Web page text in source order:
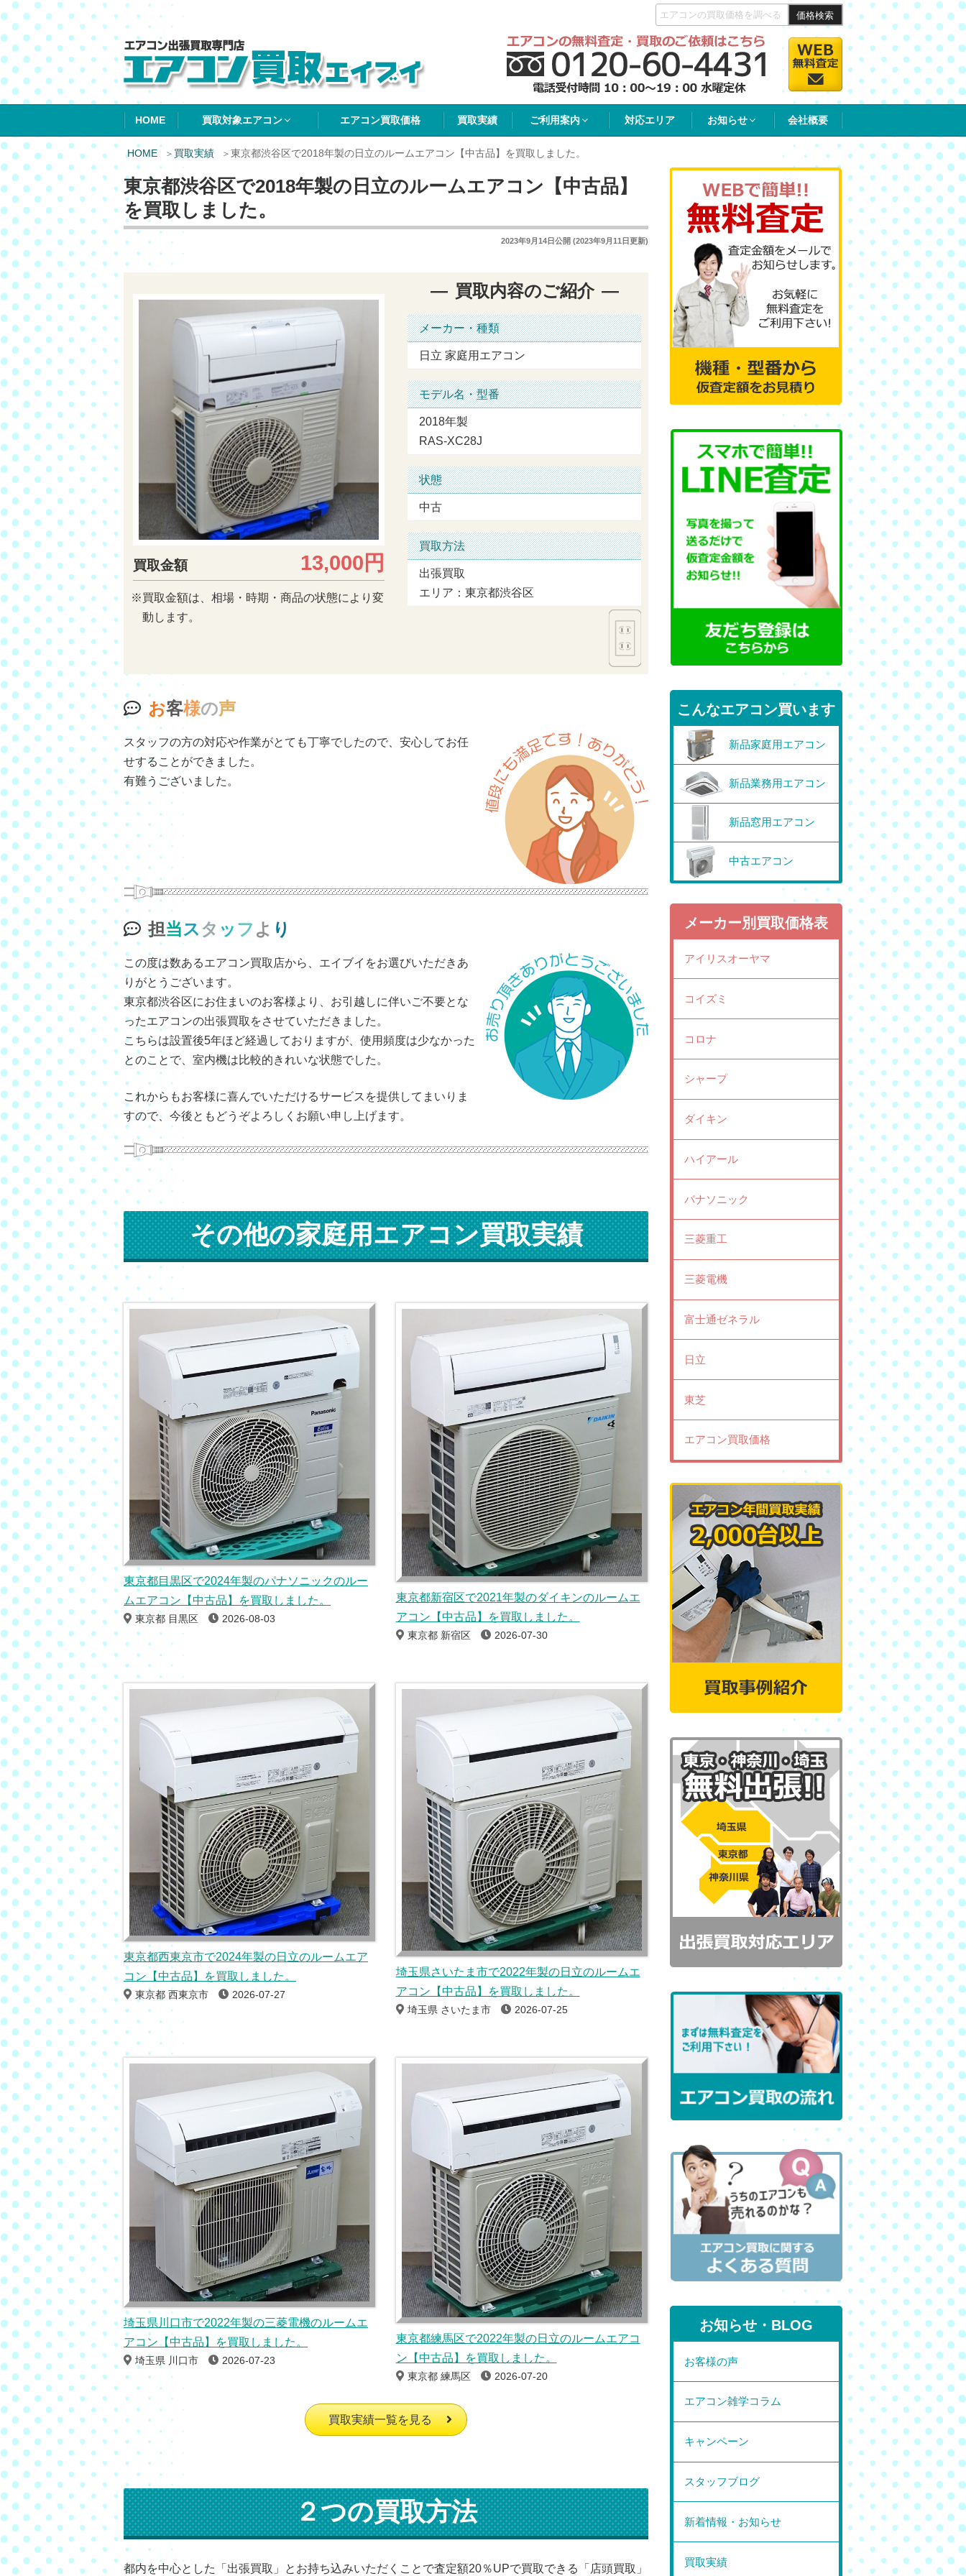
価格検索
エアコン買取エイブイ
HOME 買取対象エアコン エアコン買取価格 買取実績 ご利用案内 対応エリア お知らせ 会社概要
HOME 買取実績 東京都渋谷区で2018年製の日立のルームエアコン【中古品】を買取しました。
東京都渋谷区で2018年製の日立のルームエアコン【中古品】
を買取しました。
2023年9月14日公開 (2023年9月11日更新)
買取金額 13,000円
※買取金額は、相場・時期・商品の状態により変
動します。
買取内容のご紹介
メーカー・種類
日立 家庭用エアコン
モデル名・型番
2018年製
RAS-XC28J
状態
中古
買取方法
出張買取
エリア：東京都渋谷区
お客様の声
スタッフの方の対応や作業がとても丁寧でしたので、安心してお任
せすることができました。
有難うございました。
担当スタ ッ フ よ り
この度は数あるエアコン買取店から、エイブイをお選びいただきあ
りがとうございます。
東京都渋谷区にお住まいのお客様より、お引越しに伴いご不要とな
ったエアコンの出張買取をさせていただきました。
こちらは設置後5年ほど経過しておりますが、使用頻度は少なかった
とのことで、室内機は比較的きれいな状態でした。
これからもお客様に喜んでいただけるサービスを提供してまいりま
すので、今後ともどうぞよろしくお願い申し上げます。
その他の家庭用エアコン買取実績
東京都目黒区で2024年製のパナソニックのルー
ムエアコン【中古品】を買取しました。
東京都 目黒区 2026-08-03
東京都新宿区で2021年製のダイキンのルームエ
アコン【中古品】を買取しました。
東京都 新宿区 2026-07-30
東京都西東京市で2024年製の日立のルームエア
コン【中古品】を買取しました。
東京都 西東京市 2026-07-27
埼玉県さいたま市で2022年製の日立のルームエ
アコン【中古品】を買取しました。
埼玉県 さいたま市 2026-07-25
埼玉県川口市で2022年製の三菱電機のルームエ
アコン【中古品】を買取しました。
埼玉県 川口市 2026-07-23
東京都練馬区で2022年製の日立のルームエアコ
ン【中古品】を買取しました。
東京都 練馬区 2026-07-20
買取実績一覧を見る
２つの買取方法
都内を中心とした「出張買取」とお持ち込みいただくことで査定額20％UPで買取できる「店頭買取」
こんなエアコン買います
新品家庭用エアコン
新品業務用エアコン
新品窓用エアコン
中古エアコン
メーカー別買取価格表
アイリスオーヤマ
コイズミ
コロナ
シャープ
ダイキン
ハイアール
パナソニック
三菱重工
三菱電機
富士通ゼネラル
日立
東芝
エアコン買取価格
お知らせ・BLOG
お客様の声
エアコン雑学コラム
キャンペーン
スタッフブログ
新着情報・お知らせ
買取実績